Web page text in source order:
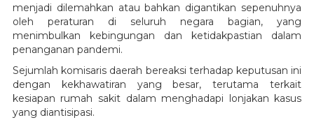
menjadi dilemahkan atau bahkan digantikan sepenuhnya
oleh peraturan di seluruh negara bagian, yang
menimbulkan kebingungan dan ketidakpastian dalam
penanganan pandemi.
Sejumlah komisaris daerah bereaksi terhadap keputusan ini
dengan kekhawatiran yang besar, terutama terkait
kesiapan rumah sakit dalam menghadapi lonjakan kasus
yang diantisipasi.